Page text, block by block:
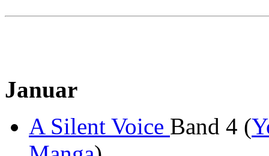
Januar
A Silent Voice Band 4 (